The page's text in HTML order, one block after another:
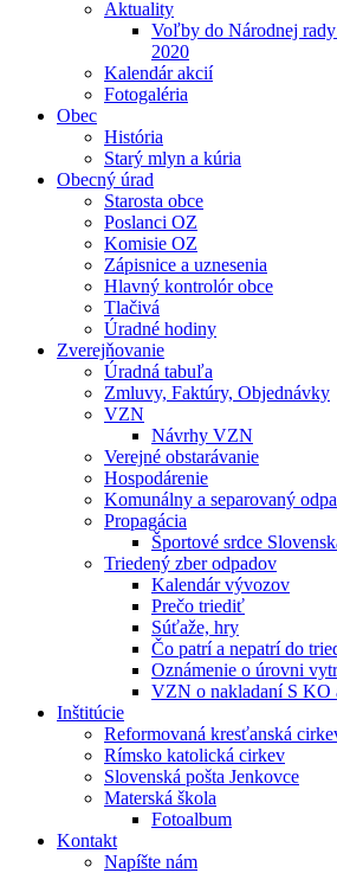
Aktuality
Voľby do Národnej
2020
Kalendár akcií
Fotogaléria
Obec
História
Starý mlyn a kúria
Obecný úrad
Starosta obce
Poslanci OZ
Komisie OZ
Zápisnice a uznesenia
Hlavný kontrolór obce
Tlačivá
Úradné hodiny
Zverejňovanie
Úradná tabuľa
Zmluvy, Faktúry, Objednávky
VZN
Návrhy VZN
Verejné obstarávanie
Hospodárenie
Komunálny a separovaný
Propagácia
Športové srdce
Triedený zber odpadov
Kalendár vývozov
Prečo triediť
Súťaže, hry
Čo patrí a nepatrí do
Oznámenie o úrovni
VZN o nakladaní S KO
Inštitúcie
Reformovaná kresťanská
Rímsko katolická cirkev
Slovenská pošta Jenkovce
Materská škola
Fotoalbum
Kontakt
Napíšte nám